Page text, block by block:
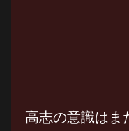
高志の意識はま